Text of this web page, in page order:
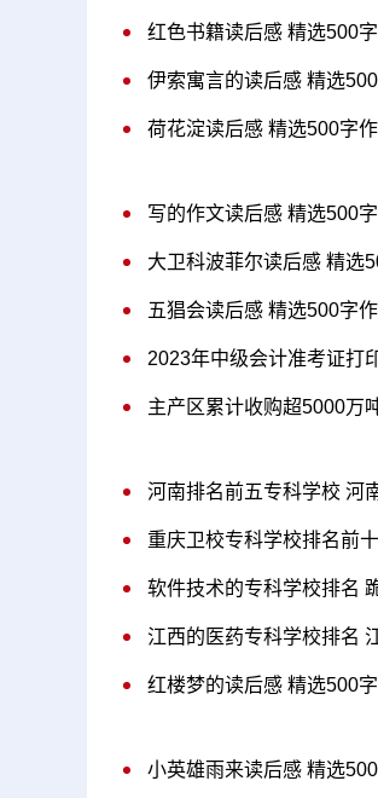
红色书籍读后感 精选500
伊索寓言的读后感 精选
荷花淀读后感 精选500字
写的作文读后感 精选500
大卫科波菲尔读后感 精选
五猖会读后感 精选500字
2023年中级会计准考证打
主产区累计收购超5000万
河南排名前五专科学校 河
重庆卫校专科学校排名前
软件技术的专科学校排名
江西的医药专科学校排名
红楼梦的读后感 精选500
小英雄雨来读后感 精选